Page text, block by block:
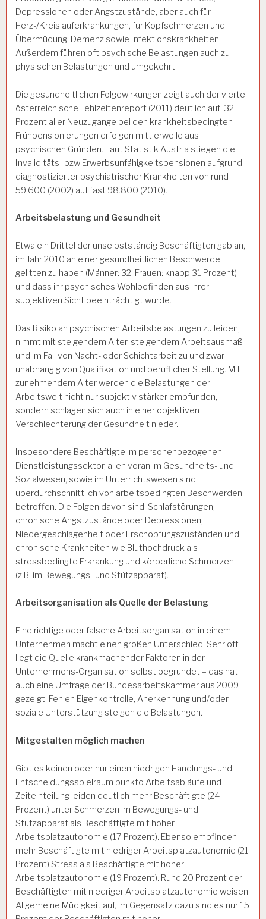
Depressionen oder Angstzustände, aber auch für
Herz-/Kreislauferkrankungen, für Kopfschmerzen und
Übermüdung, Demenz sowie Infektionskrankheiten.
Außerdem führen oft psychische Belastungen auch zu
physischen Belastungen und umgekehrt.
Die gesundheitlichen Folgewirkungen zeigt auch der vierte
österreichische Fehlzeitenreport (2011) deutlich auf: 32
Prozent aller Neuzugänge bei den krankheitsbedingten
Frühpensionierungen erfolgen mittlerweile aus
psychischen Gründen. Laut Statistik Austria stiegen die
Invaliditäts- bzw Erwerbsunfähigkeitspensionen aufgrund
diagnostizierter psychiatrischer Krankheiten von rund
59.600 (2002) auf fast 98.800 (2010).
Arbeitsbelastung und Gesundheit
Etwa ein Drittel der unselbstständig Beschäftigten gab an,
im Jahr 2010 an einer gesundheitlichen Beschwerde
gelitten zu haben (Männer: 32, Frauen: knapp 31 Prozent)
und dass ihr psychisches Wohlbefinden aus ihrer
subjektiven Sicht beeinträchtigt wurde.
Das Risiko an psychischen Arbeitsbelastungen zu leiden,
nimmt mit steigendem Alter, steigendem Arbeitsausmaß
und im Fall von Nacht- oder Schichtarbeit zu und zwar
unabhängig von Qualifikation und beruflicher Stellung. Mit
zunehmendem Alter werden die Belastungen der
Arbeitswelt nicht nur subjektiv stärker empfunden,
sondern schlagen sich auch in einer objektiven
Verschlechterung der Gesundheit nieder.
Insbesondere Beschäftigte im personenbezogenen
Dienstleistungssektor, allen voran im Gesundheits- und
Sozialwesen, sowie im Unterrichtswesen sind
überdurchschnittlich von arbeitsbedingten Beschwerden
betroffen. Die Folgen davon sind: Schlafstörungen,
chronische Angstzustände oder Depressionen,
Niedergeschlagenheit oder Erschöpfungszuständen und
chronische Krankheiten wie Bluthochdruck als
stressbedingte Erkrankung und körperliche Schmerzen
(z.B. im Bewegungs- und Stützapparat).
Arbeitsorganisation als Quelle der Belastung
Eine richtige oder falsche Arbeitsorganisation in einem
Unternehmen macht einen großen Unterschied. Sehr oft
liegt die Quelle krankmachender Faktoren in der
Unternehmens-Organisation selbst begründet – das hat
auch eine Umfrage der Bundesarbeitskammer aus 2009
gezeigt. Fehlen Eigenkontrolle, Anerkennung und/oder
soziale Unterstützung steigen die Belastungen.
Mitgestalten möglich machen
Gibt es keinen oder nur einen niedrigen Handlungs- und
Entscheidungsspielraum punkto Arbeitsabläufe und
Zeiteinteilung leiden deutlich mehr Beschäftigte (24
Prozent) unter Schmerzen im Bewegungs- und
Stützapparat als Beschäftigte mit hoher
Arbeitsplatzautonomie (17 Prozent). Ebenso empfinden
mehr Beschäftigte mit niedriger Arbeitsplatzautonomie (21
Prozent) Stress als Beschäftigte mit hoher
Arbeitsplatzautonomie (19 Prozent). Rund 20 Prozent der
Beschäftigten mit niedriger Arbeitsplatzautonomie weisen
Allgemeine Müdigkeit auf, im Gegensatz dazu sind es nur 15